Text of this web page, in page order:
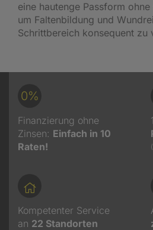
eine hautenge Passform
um Faltenbildung und
Schrittbereich konsequent zu
0%
Finanzierung ohne
Zinsen: Einfach in 10
Raten!
Kompetenter Service
an 22 Standorten